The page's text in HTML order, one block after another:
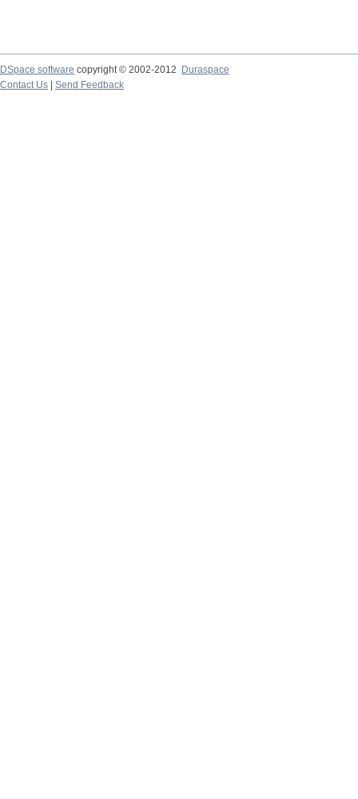
DSpace software copyright © 2002-2012
Duraspace
Contact Us
Send Feedback